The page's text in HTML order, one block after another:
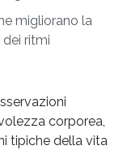
migliorano la
ritmi
corporea,
tipiche della vita